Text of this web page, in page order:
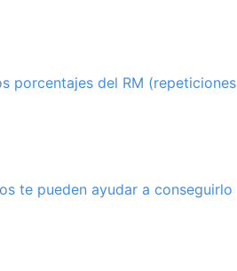
porcentajes del RM (repeticiones
te pueden ayudar a conseguirlo